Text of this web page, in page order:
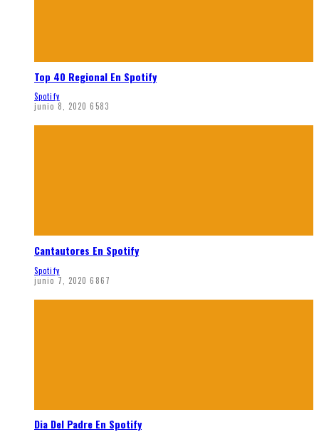
Top 40 Regional En Spotify
Spotify
junio 8, 2020 6583
Cantautores En Spotify
Spotify
junio 7, 2020 6867
Dia Del Padre En Spotify